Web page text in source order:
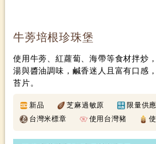
牛蒡培根珍珠堡
使用牛蒡、紅蘿蔔、海帶等食材拌炒
湯與醬油調味，鹹香迷人且富有口感
苔片。
新品 芝麻過敏原
限量供應
台灣米標章
使用台灣豬